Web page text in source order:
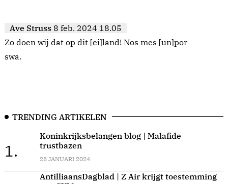
Ave Struss 8 feb. 2024 18.05
Zo doen wij dat op dit [ei]land! Nos mes [un]por
swa.
TRENDING ARTIKELEN
1.
Koninkrijksbelangen blog | Malafide
trustbazen
28 JANUARI 2024
AntilliaansDagblad | Z Air krijgt toestemming